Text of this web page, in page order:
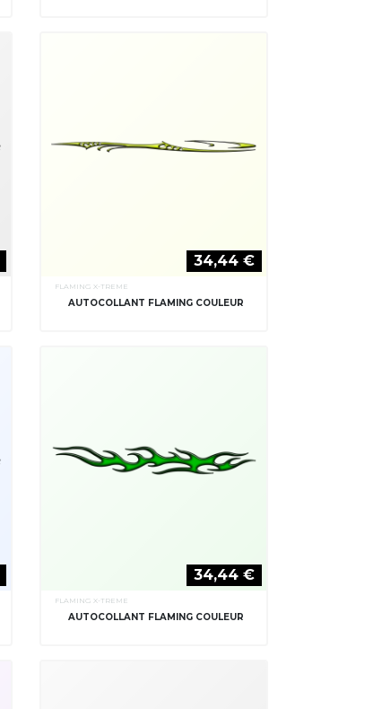
34,44 €
FLAMING X-TREME
AUTOCOLLANT FLAMING COULEUR
34,44 €
FLAMING X-TREME
AUTOCOLLANT FLAMING COULEUR